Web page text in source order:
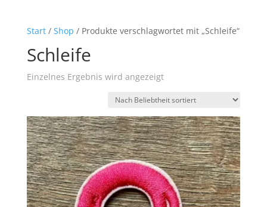
Start/ Shop / Produkte verschlagwortet mit „Schleife“
Schleife
Einzelnes Ergebnis wird angezeigt